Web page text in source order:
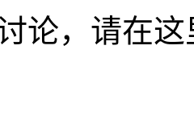
论，请在这